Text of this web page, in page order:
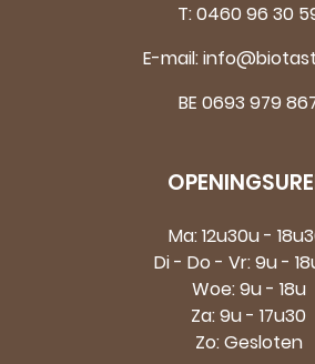
T:0460 96 30
E-mail:
BE 0693 979
Ma: 12u30u -
Di - Do - Vr: 9u -
Woe: 9u - 18u
Za: 9u - 17u30
Zo: Gesloten